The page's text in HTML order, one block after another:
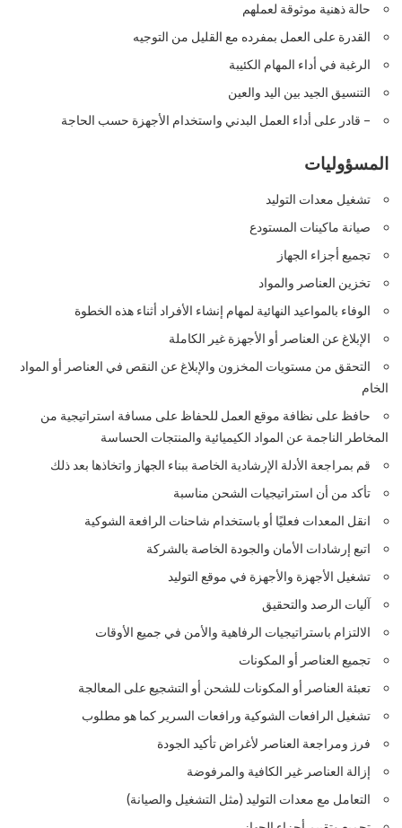
حالة ذهنية موثوقة لعملهم
القدرة على العمل بمفرده مع القليل من التوجيه
الرغبة في أداء المهام الكئيبة
التنسيق الجيد بين اليد والعين
– قادر على أداء العمل البدني واستخدام الأجهزة حسب الحاجة
المسؤوليات
تشغيل معدات التوليد
صيانة ماكينات المستودع
تجميع أجزاء الجهاز
تخزين العناصر والمواد
الوفاء بالمواعيد النهائية لمهام إنشاء الأفراد أثناء هذه الخطوة
الإبلاغ عن العناصر أو الأجهزة غير الكاملة
التحقق من مستويات المخزون والإبلاغ عن النقص في العناصر أو المواد
الخام
حافظ على نظافة موقع العمل للحفاظ على مسافة استراتيجية من
المخاطر الناجمة عن المواد الكيميائية والمنتجات الحساسة
قم بمراجعة الأدلة الإرشادية الخاصة ببناء الجهاز واتخاذها بعد ذلك
تأكد من أن استراتيجيات الشحن مناسبة
انقل المعدات فعليًا أو باستخدام شاحنات الرافعة الشوكية
اتبع إرشادات الأمان والجودة الخاصة بالشركة
تشغيل الأجهزة والأجهزة في موقع التوليد
آليات الرصد والتحقيق
الالتزام باستراتيجيات الرفاهية والأمن في جميع الأوقات
تجميع العناصر أو المكونات
تعبئة العناصر أو المكونات للشحن أو التشجيع على المعالجة
تشغيل الرافعات الشوكية ورافعات السرير كما هو مطلوب
فرز ومراجعة العناصر لأغراض تأكيد الجودة
إزالة العناصر غير الكافية والمرفوضة
التعامل مع معدات التوليد (مثل التشغيل والصيانة)